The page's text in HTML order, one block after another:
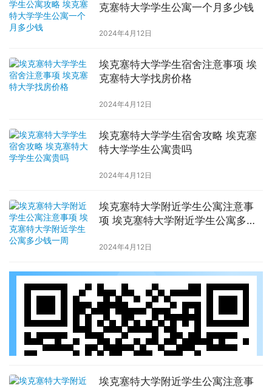
克塞特大学学生公寓一个月多少钱
2024年4月12日
埃克塞特大学学生宿舍注意事项 埃
克塞特大学找房价格
2024年4月12日
埃克塞特大学学生宿舍攻略 埃克塞
特大学学生公寓贵吗
2024年4月12日
埃克塞特大学附近学生公寓注意事
项 埃克塞特大学附近学生公寓多少
2024年4月12日
埃克塞特大学附近学生公寓注意事